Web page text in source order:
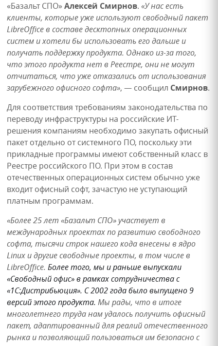
«Базальт СПО»Алексей Смирнов. «У нас есть
клиенты, которые уже используют свободный пакет
LibreOffice в составе десктопных операционных
систем и хотели бы использовать его дальше и
получать поддержку продукта. Однако из-за того,
что этого продукта нет в Реестре, они не могут
отчитаться, что уже отказались от использования
зарубежного офисного софта», — сообщил Смирнов.
Для соответствия требованиям законодательства по
переводу инфраструктуры на российские ИТ-
решения компаниям необходимо закупать офисный
пакет отдельно от системного ПО, поскольку эти
прикладные программы имеют собственный класс в
Реестре российского ПО. При этом в состав
отечественных операционных систем обычно уже
входит офисный софт, зачастую не уступающий
платным программам.
«Более 25 лет «Базальт СПО» участвует в
международных проектах по развитию свободного
софта, тысячи строк нашего кода внесены в ядро
Linux и другие свободные проекты, в том числе в
LibreOffice. Более того, мы и раньше выпускали
«Свободный офис» в рамках сотрудничества с
«1С:Дистрибьюция». С 2002 года было выпущено 9
версий этого продукта. Мы рады, что в итоге
многолетнего труда нам удалось получить офисный
пакет, адаптированный для реалий отечественного
рынка и позволяющий пользоваться им безопасно с